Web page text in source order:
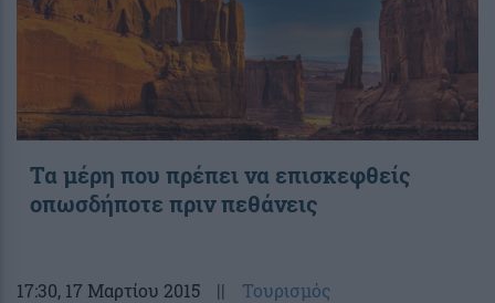
Τα μέρη που πρέπει να επισκεφθείς
οπωσδήποτε πριν πεθάνεις
17:30, 17 Μαρτίου 2015 || Τουρισμός